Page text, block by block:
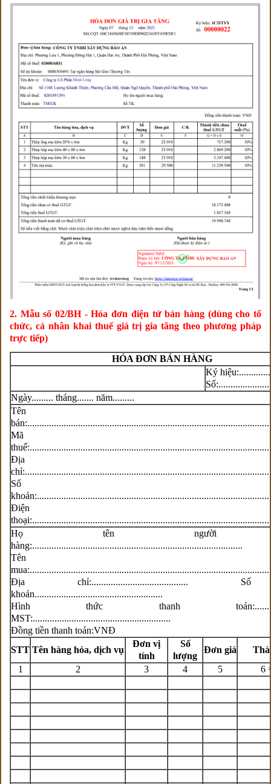
2. Mẫu số 02/BH - Hóa đơn điện tử bán hàng (dùng cho tổ
chức, cá nhân khai thuế giá trị gia tăng theo phương pháp
trực tiếp)
HÓA ĐƠN BÁN HÀNG
Ký
Ngày......... tháng....... năm.........
Tên
Mã
Địa
Số
Điện
Họ tên người
hàng:.......................................................................................
Tên
Địa chỉ:........................................
khoản.....................................................
Hình thức thanh
MST:.........................................................
Đồng tiền thanh toán:VNĐ
STT Tên hàng hóa, dịch vụ
Đơn vị
tính
Số
lượng
Đơn giá
1
2 3 4 5 6